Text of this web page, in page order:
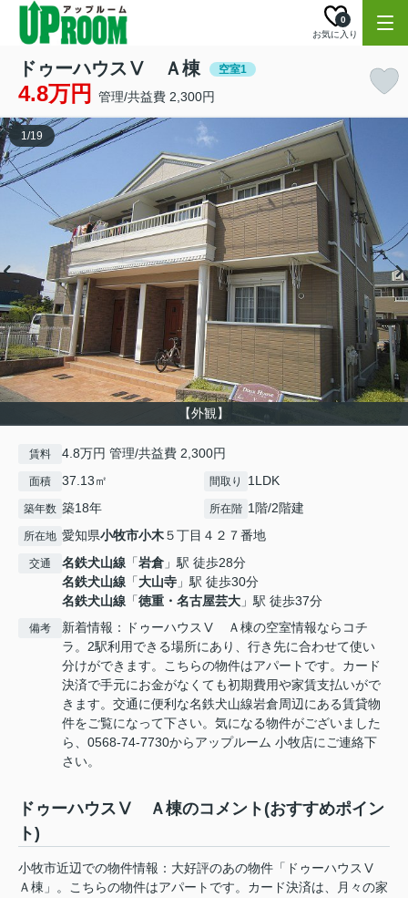
お気に入り
0
ドゥーハウスⅤ Ａ棟 空室1
4.8万円 管理/共益費 2,300円
【外観】
1/19
賃料 4.8万円 管理/共益費 2,300円
面積 37.13㎡ 間取り 1LDK
築年数 築18年 所在階 1階/2階建
所在地 愛知県小牧市小木５丁目４２７番地
交通 名鉄犬山線 「岩倉 」駅 徒歩28分
名鉄犬山線 「大山寺 」駅 徒歩30分
名鉄犬山線 「徳重・名古屋芸大 」駅 徒歩37分
備考
新着情報：ドゥーハウスⅤ Ａ棟の空室情報ならコチ
ラ。2駅利用できる場所にあり、行き先に合わせて使い
分けができます。こちらの物件はアパートです。カード
決済で手元にお金がなくても初期費用や家賃支払いがで
きます。交通に便利な名鉄犬山線岩倉周辺にある賃貸物
件をご覧になって下さい。気になる物件がございました
ら、0568-74-7730からアップルーム 小牧店にご連絡下
さい。
ドゥーハウスⅤ Ａ棟のコメント(おすすめポイン
ト)
小牧市近辺での物件情報：大好評のあの物件「ドゥーハウスⅤ
Ａ棟」。こちらの物件はアパートです。カード決済は、月々の家